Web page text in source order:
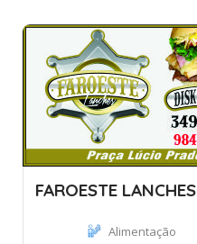
FAROESTE LANCHES
Alimentação